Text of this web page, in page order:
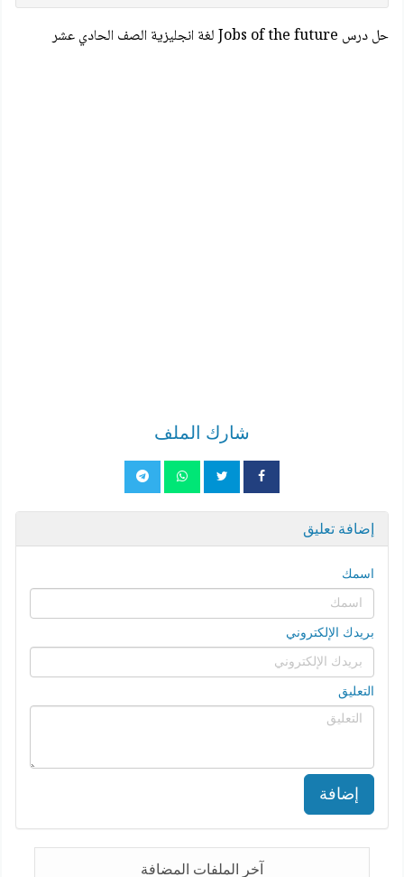
حل درس Jobs of the future لغة انجليزية الصف الحادي عشر
شارك الملف
إضافة تعليق
اسمك
بريدك الإلكتروني
التعليق
إضافة
آخر الملفات المضافة